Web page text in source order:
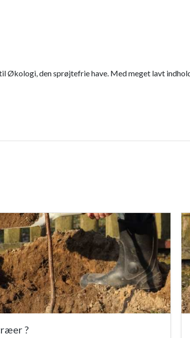
Økologi, den sprøjtefrie have. Med meget lavt
?